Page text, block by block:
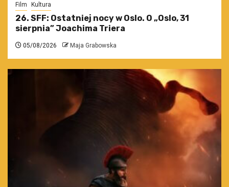
Film Kultura
26. SFF: Ostatniej nocy w Oslo. O „Oslo, 31
sierpnia” Joachima Triera
05/08/2026 Maja Grabowska